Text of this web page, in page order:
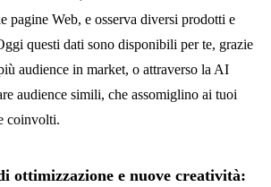
pagine Web, e osserva diversi prodotti e
questi dati sono disponibili per te, grazie
audience in market, o attraverso la AI
audience simili, che assomiglino ai tuoi
coinvolti.
ottimizzazione e nuove creatività: